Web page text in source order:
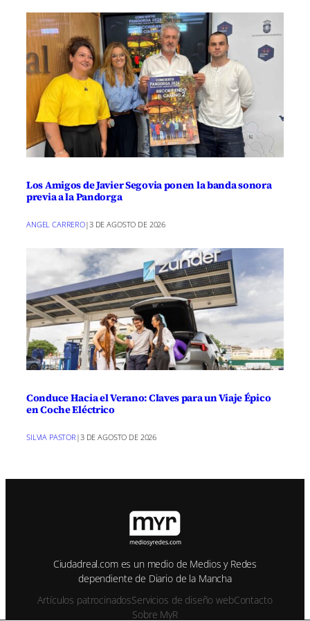
Los Amigos de Javier Segovia ponen la banda sonora
previa a la Pandorga
ANGEL CARRERO|3 DE AGOSTO DE 2026
Conduce Hacia el Verano: Claves para un Viaje Épico
en Coche Eléctrico
SILVIA PASTOR |3 DE AGOSTO DE 2026
Ciudadreal.com es un medio de Medios y Redes
dependiente de Diario de la Mancha
Artículos patrocinadosServicios de diseño webContacto
Sobre MyR